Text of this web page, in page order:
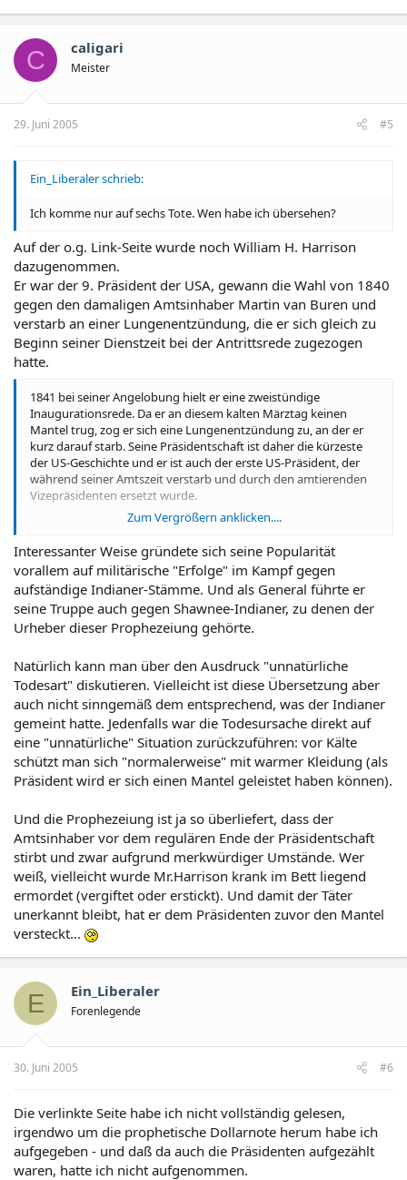
C caligari
Meister
29. Juni 2005 #5
Ein_Liberaler schrieb:
Ich komme nur auf sechs Tote. Wen habe ich übersehen?
Auf der o.g. Link-Seite wurde noch William H. Harrison
dazugenommen.
Er war der 9. Präsident der USA, gewann die Wahl von 1840
gegen den damaligen Amtsinhaber Martin van Buren und
verstarb an einer Lungenentzündung, die er sich gleich zu
Beginn seiner Dienstzeit bei der Antrittsrede zugezogen
hatte.
1841 bei seiner Angelobung hielt er eine zweistündige
Inaugurationsrede. Da er an diesem kalten Märztag keinen
Mantel trug, zog er sich eine Lungenentzündung zu, an der er
kurz darauf starb. Seine Präsidentschaft ist daher die kürzeste
der US-Geschichte und er ist auch der erste US-Präsident, der
während seiner Amtszeit verstarb und durch den amtierenden
Vizepräsidenten ersetzt wurde.
http://de.wikipedia.org/wiki/William_H._Harrison
Zum Vergrößern anklicken....
Interessanter Weise gründete sich seine Popularität
vorallem auf militärische "Erfolge" im Kampf gegen
aufständige Indianer-Stämme. Und als General führte er
seine Truppe auch gegen Shawnee-Indianer, zu denen der
Urheber dieser Prophezeiung gehörte.
Natürlich kann man über den Ausdruck "unnatürliche
Todesart" diskutieren. Vielleicht ist diese Übersetzung aber
auch nicht sinngemäß dem entsprechend, was der Indianer
gemeint hatte. Jedenfalls war die Todesursache direkt auf
eine "unnatürliche" Situation zurückzuführen: vor Kälte
schützt man sich "normalerweise" mit warmer Kleidung (als
Präsident wird er sich einen Mantel geleistet haben können).
Und die Prophezeiung ist ja so überliefert, dass der
Amtsinhaber vor dem regulären Ende der Präsidentschaft
stirbt und zwar aufgrund merkwürdiger Umstände. Wer
weiß, vielleicht wurde Mr.Harrison krank im Bett liegend
ermordet (vergiftet oder erstickt). Und damit der Täter
unerkannt bleibt, hat er dem Präsidenten zuvor den Mantel
versteckt...
E Ein_Liberaler
Forenlegende
30. Juni 2005 #6
Die verlinkte Seite habe ich nicht vollständig gelesen,
irgendwo um die prophetische Dollarnote herum habe ich
aufgegeben - und daß da auch die Präsidenten aufgezählt
waren, hatte ich nicht aufgenommen.